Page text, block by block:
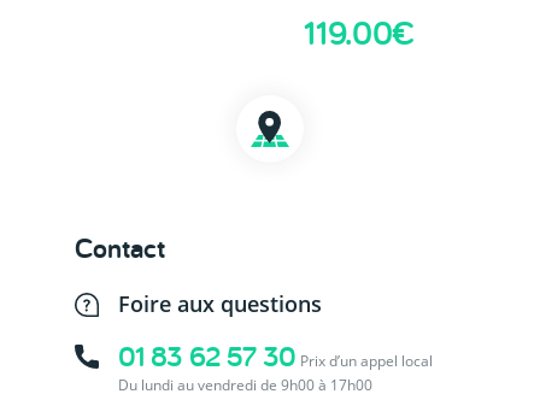
119.00€
Contact
Foire aux questions
01 83 62 57 30 Prix d’un appel local
Du lundi au vendredi de 9h00 à 17h00